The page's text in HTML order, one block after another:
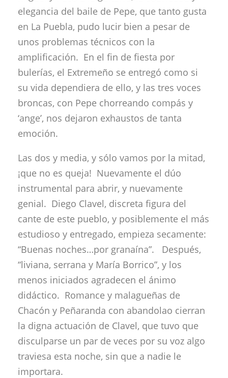
elegancia del baile de Pepe, que tanto gusta
en La Puebla, pudo lucir bien a pesar de
unos problemas técnicos con la
amplificación. En el fin de fiesta por
bulerías, el Extremeño se entregó como si
su vida dependiera de ello, y las tres voces
broncas, con Pepe chorreando compás y
‘ange’, nos dejaron exhaustos de tanta
emoción.
Las dos y media, y sólo vamos por la mitad,
¡que no es queja! Nuevamente el dúo
instrumental para abrir, y nuevamente
genial. Diego Clavel, discreta figura del
cante de este pueblo, y posiblemente el más
estudioso y entregado, empieza secamente:
“Buenas noches…por granaína”. Después,
“liviana, serrana y María Borrico”, y los
menos iniciados agradecen el ánimo
didáctico. Romance y malagueñas de
Chacón y Peñaranda con abandolao cierran
la digna actuación de Clavel, que tuvo que
disculparse un par de veces por su voz algo
traviesa esta noche, sin que a nadie le
importara.